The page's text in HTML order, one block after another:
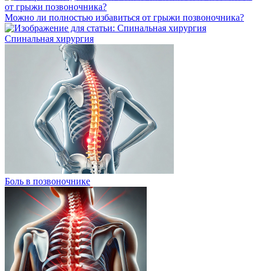
Можно ли полностью избавиться от грыжи позвоночника?
Спинальная хирургия
Боль в позвоночнике